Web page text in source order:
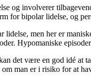
og involverer
for bipolar lidelse, og
lidelse, men her er
Hypomaniske
det være en god idé at
man er i risiko for at